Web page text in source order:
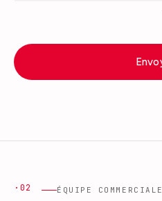
·02 ÉQUIPE COMMERCIALE